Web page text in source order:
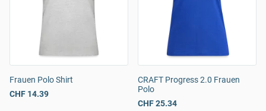
Frauen Polo Shirt
CHF 14.39
CRAFT Progress 2.0 Frauen
Polo
CHF 25.34